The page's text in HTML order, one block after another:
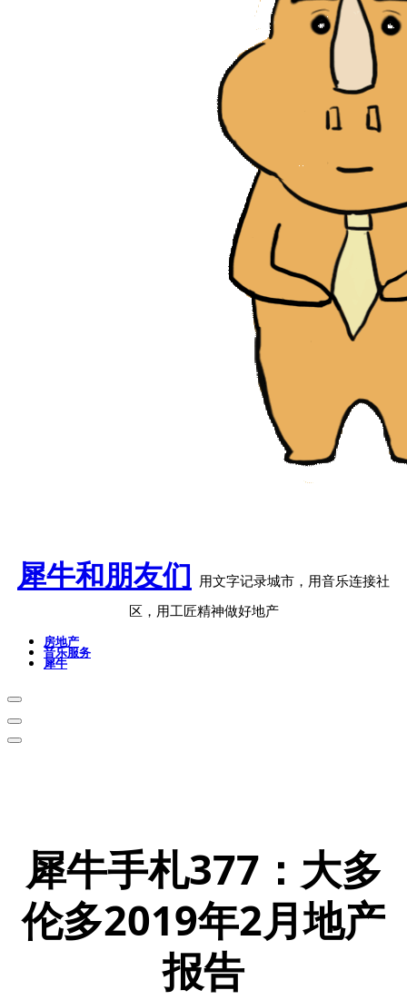
犀牛和朋友们 用文字记录城市，用音乐连接社
区，用工匠精神做好地产
房地产
音乐服务
犀牛
犀牛手札377：大多
伦多2019年2月地产
报告